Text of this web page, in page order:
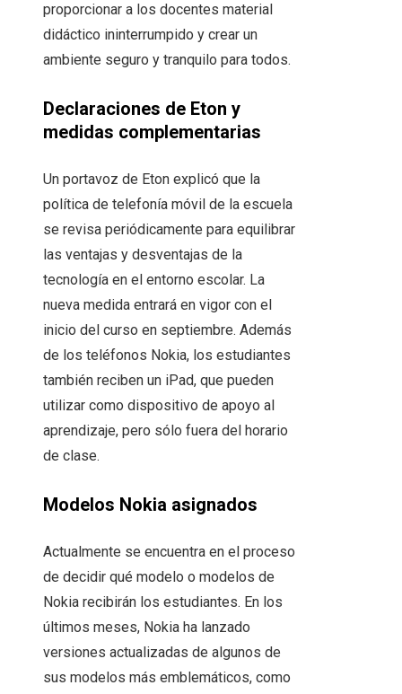
proporcionar a los docentes material
didáctico ininterrumpido y crear un
ambiente seguro y tranquilo para todos.
Declaraciones de Eton y
medidas complementarias
Un portavoz de Eton explicó que la
política de telefonía móvil de la escuela
se revisa periódicamente para equilibrar
las ventajas y desventajas de la
tecnología en el entorno escolar. La
nueva medida entrará en vigor con el
inicio del curso en septiembre. Además
de los teléfonos Nokia, los estudiantes
también reciben un iPad, que pueden
utilizar como dispositivo de apoyo al
aprendizaje, pero sólo fuera del horario
de clase.
Modelos Nokia asignados
Actualmente se encuentra en el proceso
de decidir qué modelo o modelos de
Nokia recibirán los estudiantes. En los
últimos meses, Nokia ha lanzado
versiones actualizadas de algunos de
sus modelos más emblemáticos, como